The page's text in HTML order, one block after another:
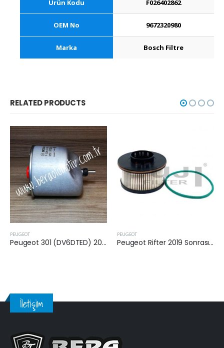
Ürün Kodu F026402862
OEM No 9672320980
Marka Bosch Filtre
RELATED PRODUCTS
Peugeot 301 (DV6DTED) 2013 Sonrası 1.6 Dizel Yakıt Filtresi Peugeot Rifter 2019 Sonrası 1.5 Dizel Yakıt Filtresi
İletişim